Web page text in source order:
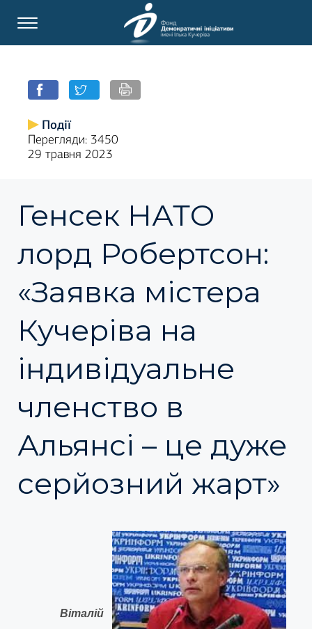
Події
Перегляди: 3450
29 травня 2023
Генсек НАТО
лорд Робертсон:
«Заявка містера
Кучеріва на
індивідуальне
членство в
Альянсі – це дуже
серйозний жарт»
Віталій